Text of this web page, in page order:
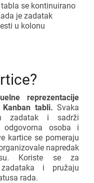
se kontinuirano
je zadatak
u kolonu
reprezentacije
tabli. Svaka
zadatak i sadrži
osoba i
kartice se pomeraju
napredak
Koriste se za
zadataka i pružaju
rada.